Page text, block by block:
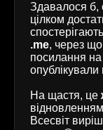
Здавалося б,
цілком
.me, через
посилання
На щастя, це
Всесвіт